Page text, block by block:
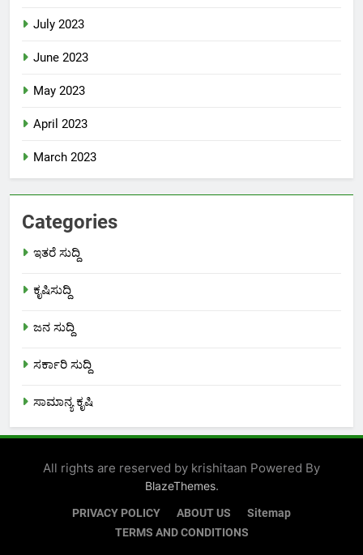
July 2023
June 2023
May 2023
April 2023
March 2023
Categories
ಇತರೆ ಸುದ್ದಿ
ಕೃಷಿಸುದ್ದಿ
ಜನ ಸುದ್ದಿ
ಸರ್ಕಾರಿ ಸುದ್ದಿ
ಸಾಮಾನ್ಯ ಕೃಷಿ
All rights are reserved by krishitaan Powered By
BlazeThemes.
PRIVACY POLICY ABOUT US
Sitemap
TERMS AND CONDITIONS